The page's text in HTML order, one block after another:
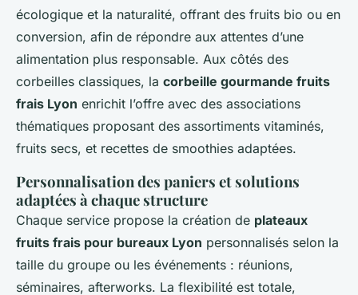
écologique et la naturalité, offrant des fruits bio ou en
conversion, afin de répondre aux attentes d’une
alimentation plus responsable. Aux côtés des
corbeilles classiques, la corbeille gourmande fruits
frais Lyon enrichit l’offre avec des associations
thématiques proposant des assortiments vitaminés,
fruits secs, et recettes de smoothies adaptées.
Personnalisation des paniers et solutions
adaptées à chaque structure
Chaque service propose la création de plateaux
fruits frais pour bureaux Lyon personnalisés selon la
taille du groupe ou les événements : réunions,
séminaires, afterworks. La flexibilité est totale,